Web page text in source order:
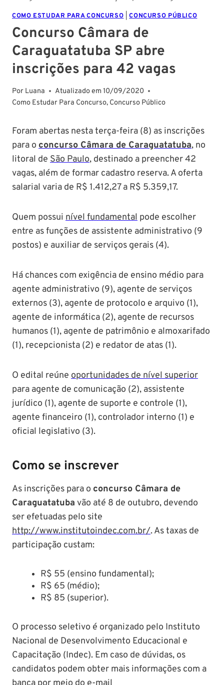
COMO ESTUDAR PARA CONCURSO|CONCURSO PÚBLICO
Concurso Câmara de
Caraguatatuba SP abre
inscrições para 42 vagas
Por Luana Atualizado em 10/09/2020
Como Estudar Para Concurso, Concurso Público
Foram abertas nesta terça-feira (8) as inscrições
para o concurso Câmara de Caraguatatuba, no
litoral de São Paulo, destinado a preencher 42
vagas, além de formar cadastro reserva. A oferta
salarial varia de R$ 1.412,27 a R$ 5.359,17.
Quem possui nível fundamental pode escolher
entre as funções de assistente administrativo (9
postos) e auxiliar de serviços gerais (4).
Há chances com exigência de ensino médio para
agente administrativo (9), agente de serviços
externos (3), agente de protocolo e arquivo (1),
agente de informática (2), agente de recursos
humanos (1), agente de patrimônio e almoxarifado
(1), recepcionista (2) e redator de atas (1).
O edital reúne oportunidades de nível superior
para agente de comunicação (2), assistente
jurídico (1), agente de suporte e controle (1),
agente financeiro (1), controlador interno (1) e
oficial legislativo (3).
Como se inscrever
As inscrições para o concurso Câmara de
Caraguatatuba vão até 8 de outubro, devendo
ser efetuadas pelo site
http://www.institutoindec.com.br/. As taxas de
participação custam:
R$ 55 (ensino fundamental);
R$ 65 (médio);
R$ 85 (superior).
O processo seletivo é organizado pelo Instituto
Nacional de Desenvolvimento Educacional e
Capacitação (Indec). Em caso de dúvidas, os
candidatos podem obter mais informações com a